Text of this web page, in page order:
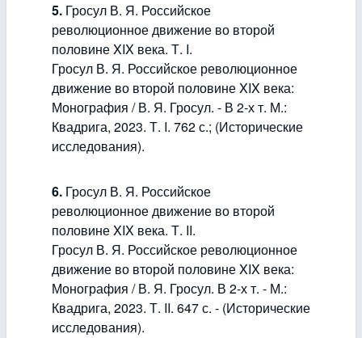
5. Гросул В. Я. Российское
революционное движение во второй
половине XIX века. Т. I.
Гросул В. Я. Российское революционное
движение во второй половине XIX века:
Монография / В. Я. Гросул. - В 2-х т. М.:
Квадрига, 2023. Т. I. 762 с.; (Исторические
исследования).
6. Гросул В. Я. Российское
революционное движение во второй
половине XIX века. Т. II.
Гросул В. Я. Российское революционное
движение во второй половине XIX века:
Монография / В. Я. Гросул. В 2-х т. - М.:
Квадрига, 2023. Т. II. 647 с. - (Исторические
исследования).